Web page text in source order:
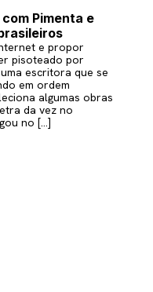
Pimenta e
e propor
pisoteado por
escritora que se
em ordem
algumas obras
da vez no
no […]